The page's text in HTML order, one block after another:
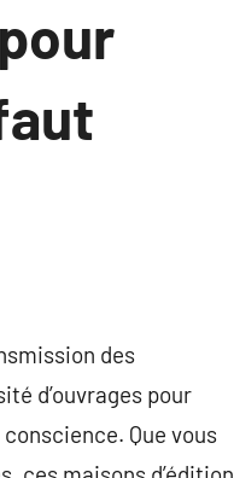
des
d’ouvrages pour
Que vous